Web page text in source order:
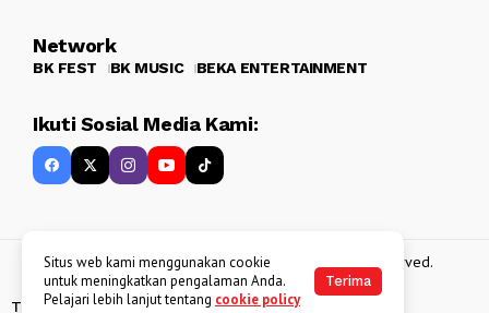
Network
BK FEST BK MUSIC BEKA ENTERTAINMENT
Ikuti Sosial Media Kami:
Copyright 2013 - 2025BATAKKEREN . All rights reserved.
Tentang Kami Kebijakan Data Pribadi Disclaimer
Situs web kami menggunakan cookie
untuk meningkatkan pengalaman Anda.
Pelajari lebih lanjut tentang cookie policy
Terima